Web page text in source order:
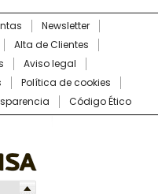
Newsletter
Alta de Clientes
Aviso legal
Política de cookies
Código Ético